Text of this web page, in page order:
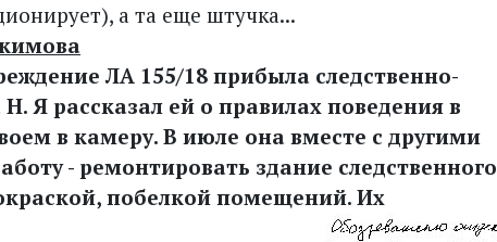
а та еще штучка...
ЛА 155/18 прибыла следственно-
Я рассказал ей о правилах поведения в
в камеру. В июле она вместе с другими
- ремонтировать здание следственного
побелкой помещений. Их